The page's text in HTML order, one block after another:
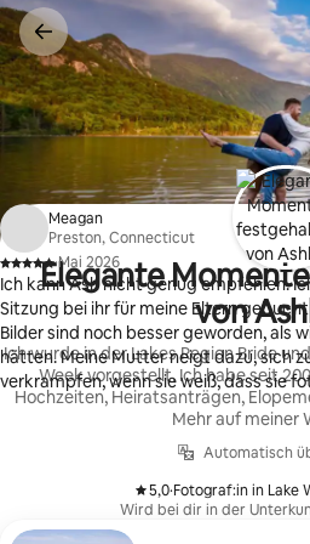
Zu
Inhalten
springen
Elegante
von
Ich wurde in der Lakes Region Bride
Week vorgestellt. Ich habe seit
Hochzeiten, Heiratsanträgen,
Mehr auf meiner
Automatisch
5,0
, ·Fotograf:in in Lake
Wird bei dir in der
Meagan
Preston, Connecticut
,
·Mai 2026
Ich kann Ash nicht genug empfehlen.
Sitzung bei ihr für meine Eltern
Bilder sind noch besser geworden, als
hätten. Meine Mutter neigt dazu, sich
verkrampfen, wenn sie weiß, dass sie
wird, und sie war besorgt, dass das bei
Shooting zu sehen wäre, aber ich habe
Mutter noch nie so entspannt im Bild
lieben ihre Bilder absolut und hatten
Nettes über Ash zu sagen. Buche sie!